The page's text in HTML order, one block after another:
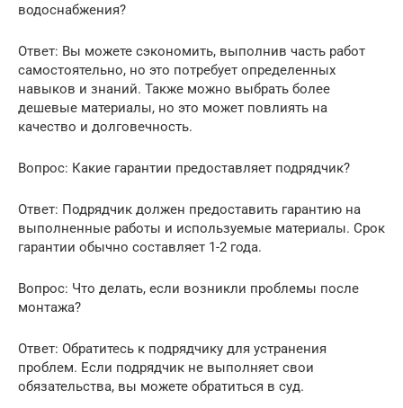
водоснабжения?
Ответ: Вы можете сэкономить, выполнив часть работ
самостоятельно, но это потребует определенных
навыков и знаний. Также можно выбрать более
дешевые материалы, но это может повлиять на
качество и долговечность.
Вопрос: Какие гарантии предоставляет подрядчик?
Ответ: Подрядчик должен предоставить гарантию на
выполненные работы и используемые материалы. Срок
гарантии обычно составляет 1-2 года.
Вопрос: Что делать, если возникли проблемы после
монтажа?
Ответ: Обратитесь к подрядчику для устранения
проблем. Если подрядчик не выполняет свои
обязательства, вы можете обратиться в суд.